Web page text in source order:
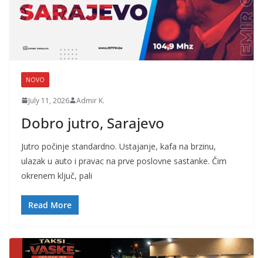
NOVO
July 11, 2026 Admir K.
Dobro jutro, Sarajevo
Jutro počinje standardno. Ustajanje, kafa na brzinu,
ulazak u auto i pravac na prve poslovne sastanke. Čim
okrenem ključ, pali
Read More